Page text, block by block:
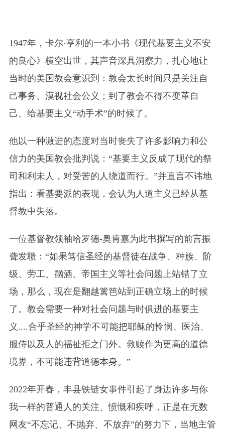
1947年，卡尔·亨利的一本小书《现代基要主义不安
的良心》横空出世，其声音深具洞察力，扎心地让
当时的美国教会意识到：教会太长时间只是关注自
己事务、漠视社会公义；到了教会不得不变革自
己、给基要主义“动手术”的时候了。
他以一种激进的态度对当时丧失了许多影响力和公
信力的美国教会批判说：“基要主义反成了现代的祭
司和利未人，对受苦的人绕道而行。”并直言不讳地
指出：看基要派的表现，会认为人道主义已经从基
督教中失落。
一位基督教领袖哈罗德-奥肯嘉为此书撰写的前言振
聋发聩：“如果笃信圣经的基督徒在战争、种族、阶
级、劳工、酗酒、帝国主义等社会问题上站错了立
场，那么，现在是翻越篱笆站到正确立场上的时候
了。教会需要一种对社会问题与时俱进的基要主
义....合乎圣经的神学不可能把耶稣的怜悯、医治、
服侍以及人的福祉拒之门外。救赎作为更高的道德
境界，不可能违背道德本身。”
2022年开春，丰县铁链女事件引起了身边许多与你
我一样的普通人的关注、愤慨和疾呼，正是在无数
网友“不忘记、不抛弃、不放弃”的努力下，当地主管